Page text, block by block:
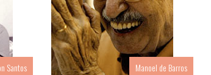
Santos Manoel de Barros